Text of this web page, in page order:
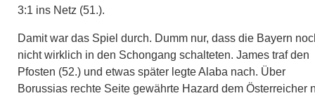
3:1 ins Netz (51.).
Damit war das Spiel durch. Dumm nur, dass die Bayern
nicht wirklich in den Schongang schalteten. James traf den
Pfosten (52.) und etwas später legte Alaba nach. Über
Borussias rechte Seite gewährte Hazard dem Österreicher